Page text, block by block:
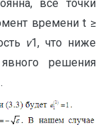
все точки
времени t ≥
v1, что ниже
решения
.